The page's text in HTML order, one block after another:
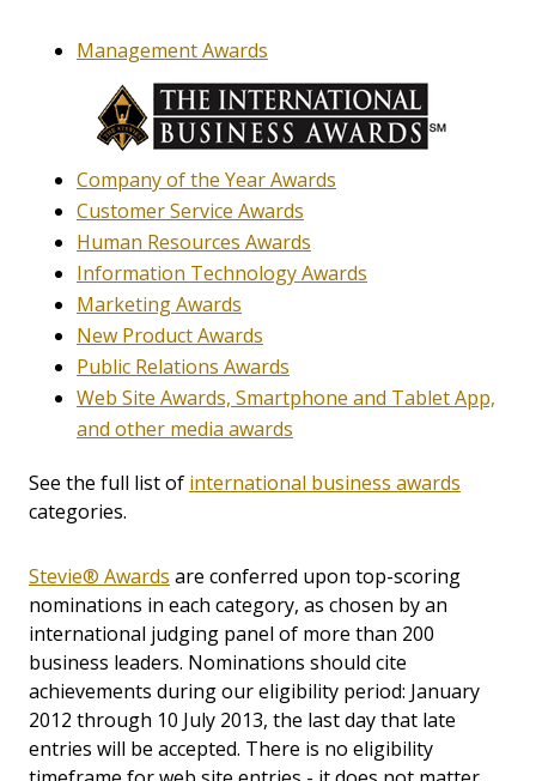
Management Awards
Company of the Year Awards
Customer Service Awards
Human Resources Awards
Information Technology Awards
Marketing Awards
New Product Awards
Public Relations Awards
Web Site Awards, Smartphone and Tablet App,
and other media awards
See the full list of international business awards
categories.
Stevie® Awards are conferred upon top-scoring
nominations in each category, as chosen by an
international judging panel of more than 200
business leaders. Nominations should cite
achievements during our eligibility period: January
2012 through 10 July 2013, the last day that late
entries will be accepted. There is no eligibility